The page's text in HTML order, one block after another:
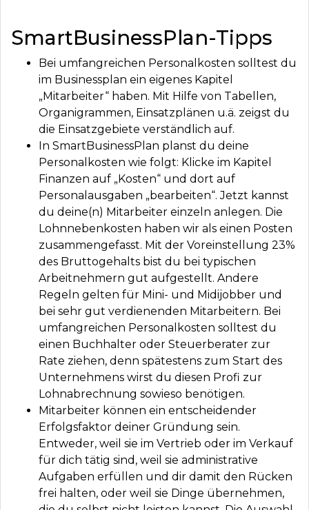
SmartBusinessPlan-Tipps
Bei umfangreichen Personalkosten solltest du
im Businessplan ein eigenes Kapitel
„Mitarbeiter“ haben. Mit Hilfe von Tabellen,
Organigrammen, Einsatzplänen u.ä. zeigst du
die Einsatzgebiete verständlich auf.
In SmartBusinessPlan planst du deine
Personalkosten wie folgt: Klicke im Kapitel
Finanzen auf „Kosten“ und dort auf
Personalausgaben „bearbeiten“. Jetzt kannst
du deine(n) Mitarbeiter einzeln anlegen. Die
Lohnnebenkosten haben wir als einen Posten
zusammengefasst. Mit der Voreinstellung 23%
des Bruttogehalts bist du bei typischen
Arbeitnehmern gut aufgestellt. Andere
Regeln gelten für Mini- und Midijobber und
bei sehr gut verdienenden Mitarbeitern. Bei
umfangreichen Personalkosten solltest du
einen Buchhalter oder Steuerberater zur
Rate ziehen, denn spätestens zum Start des
Unternehmens wirst du diesen Profi zur
Lohnabrechnung sowieso benötigen.
Mitarbeiter können ein entscheidender
Erfolgsfaktor deiner Gründung sein.
Entweder, weil sie im Vertrieb oder im Verkauf
für dich tätig sind, weil sie administrative
Aufgaben erfüllen und dir damit den Rücken
frei halten, oder weil sie Dinge übernehmen,